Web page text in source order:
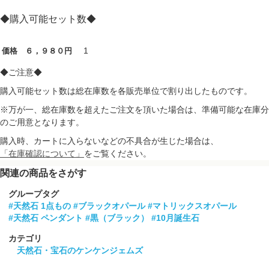
◆購入可能セット数◆
価格 ６，９８０円 1
◆ご注意◆
購入可能セット数は総在庫数を各販売単位で割り出したものです。
※万が一、総在庫数を超えたご注文を頂いた場合は、準備可能な在庫分
のご用意となります。
購入時、カートに入らないなどの不具合が生じた場合は、
「在庫確認について」 をご覧ください。
関連の商品をさがす
グループタグ
#天然石 1点もの #ブラックオパール #マトリックスオパール
#天然石 ペンダント #黒（ブラック） #10月誕生石
カテゴリ
天然石・宝石のケンケンジェムズ